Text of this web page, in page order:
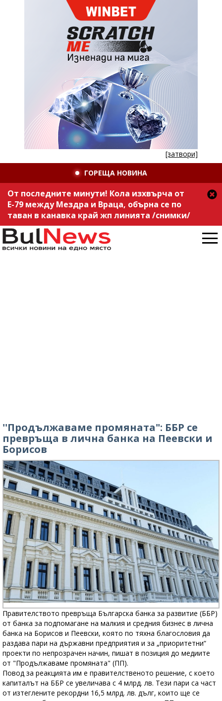
[затвори]
ГОРЕЩА НОВИНА
От последните минути! Кола изхвърча от
Е-79 между Мездра и Враца, обърна се по
таван в канавка край жп линията /снимки/
''Продължаваме промяната": ББР се
превръща в лична банка на Пеевски и
Борисов
Правителството превръща Българска банка за развитие (ББР)
от банка за подпомагане на малкия и средния бизнес в лична
банка на Борисов и Пеевски, която по тяхна благословия да
раздава пари на държавни предприятия и за „приоритетни“
проекти по непрозрачен начин, пишат в позиция до медиите
от "Продължаваме промяната" (ПП).
Повод за реакцията им е правителственото решение, с което
капиталът на ББР се увеличава с 4 млрд. лв. Тези пари са част
от изтеглените рекордни 16,5 млрд. лв. дълг, които ще се